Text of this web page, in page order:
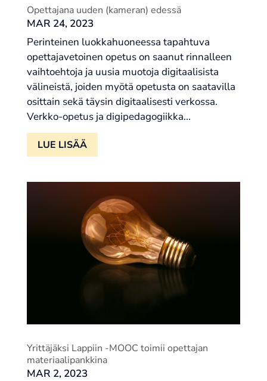
Opettajana uuden (kameran) edessä
MAR 24, 2023
Perinteinen luokkahuoneessa tapahtuva
opettajavetoinen opetus on saanut rinnalleen
vaihtoehtoja ja uusia muotoja digitaalisista
välineistä, joiden myötä opetusta on saatavilla
osittain sekä täysin digitaalisesti verkossa.
Verkko-opetus ja digipedagogiikka...
LUE LISÄÄ
Yrittäjäksi Lappiin -MOOC toimii opettajan
materiaalipankkina
MAR 2, 2023